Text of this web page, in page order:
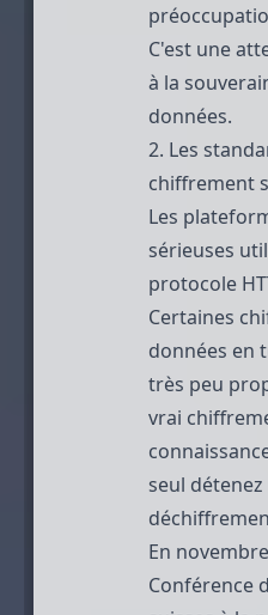
C'est une
à la
données.
2. Les
chiffrement
Les
sérieuses
protocole
Certaines
données en
très peu
vrai
seul détenez
En
Conférence